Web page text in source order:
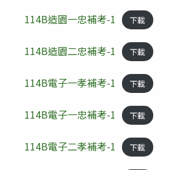
114B造園一忠補考-1 下載
114B造園二忠補考-1 下載
114B電子一孝補考-1 下載
114B電子一忠補考-1 下載
114B電子二孝補考-1 下載